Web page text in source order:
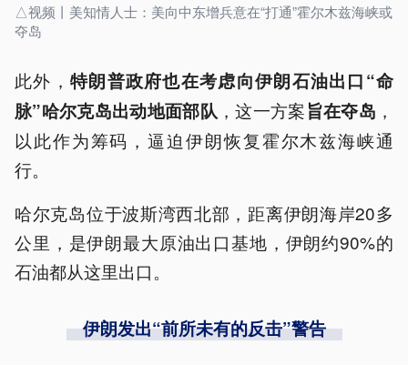
△视频丨美知情人士：美向中东增兵意在“打通”霍尔木兹海峡或
夺岛
此外， 特朗普政府也在考虑向伊朗石油出口“命
脉”哈尔克岛出动地面部队 ，这一方案旨在夺岛 ，
以此作为筹码，逼迫伊朗恢复霍尔木兹海峡通
行。
哈尔克岛位于波斯湾西北部，距离伊朗海岸20多
公里，是伊朗最大原油出口基地，伊朗约90%的
石油都从这里出口。
伊朗发出“前所未有的反击”警告